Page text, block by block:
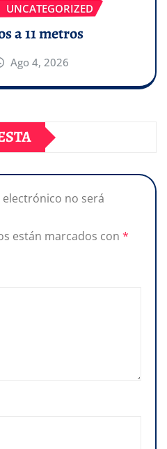
UNCATEGORIZED
a 11 metros
Ago 4, 2026
no será
están marcados con *